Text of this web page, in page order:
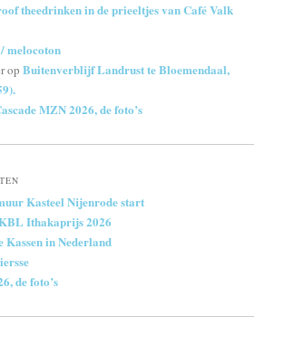
theedrinken in de prieeltjes van Café Valk
melocoton
opBuitenverblijf Landrust te Bloemendaal,
MZN 2026, de foto’s
Kasteel Nijenrode start
Ithakaprijs 2026
Kassen in Nederland
de foto’s